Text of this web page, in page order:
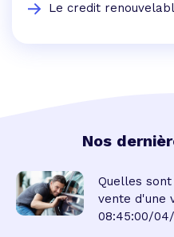
Le credit
Nos
Quelles
vente d'une
08:45:00/04/